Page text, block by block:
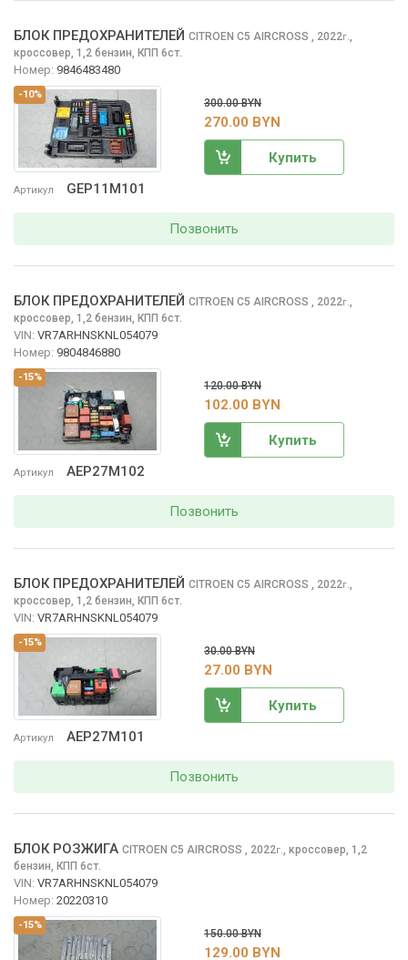
-10%
Артикул GEP11M101
БЛОК ПРЕДОХРАНИТЕЛЕЙ CITROEN C5 AIRCROSS , 2022г.,
кроссовер, 1,2 бензин, КПП 6ст.
Номер: 9846483480
300.00 BYN
270.00 BYN
Купить
Позвонить
-15%
Артикул AEP27M102
БЛОК ПРЕДОХРАНИТЕЛЕЙ CITROEN C5 AIRCROSS , 2022г.,
кроссовер, 1,2 бензин, КПП 6ст.
VIN: VR7ARHNSKNL054079
Номер: 9804846880
120.00 BYN
102.00 BYN
Купить
Позвонить
-15%
Артикул AEP27M101
БЛОК ПРЕДОХРАНИТЕЛЕЙ CITROEN C5 AIRCROSS , 2022г.,
кроссовер, 1,2 бензин, КПП 6ст.
VIN: VR7ARHNSKNL054079
30.00 BYN
27.00 BYN
Купить
Позвонить
-15%
БЛОК РОЗЖИГА CITROEN C5 AIRCROSS , 2022г., кроссовер, 1,2
бензин, КПП 6ст.
VIN: VR7ARHNSKNL054079
Номер: 20220310
150.00 BYN
129.00 BYN